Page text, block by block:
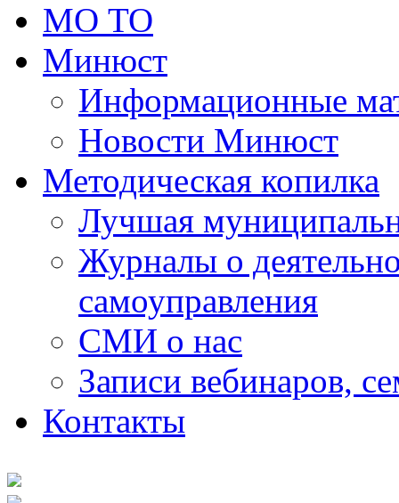
МО ТО
Минюст
Информационные
Новости Минюст
Методическая копилка
Лучшая
Журналы о
самоуправления
СМИ о нас
Записи вебинаров,
Контакты